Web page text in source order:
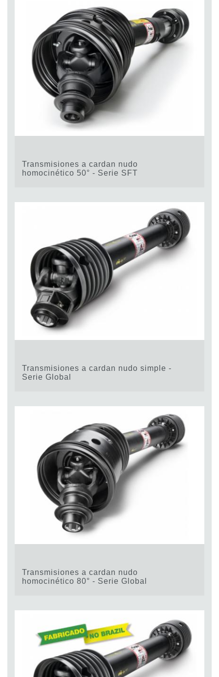
Transmisiones a cardan nudo
homocinético 50° - Serie SFT
Transmisiones a cardan nudo simple -
Serie Global
Transmisiones a cardan nudo
homocinético 80° - Serie Global